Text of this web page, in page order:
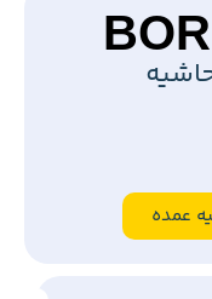
عمده